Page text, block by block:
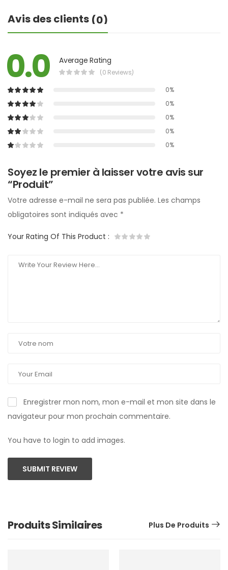
Avis des clients (0)
0.0 Average Rating
(0 Reviews)
0%
0%
0%
0%
0%
Soyez le premier à laisser votre avis sur
“Produit”
Votre adresse e-mail ne sera pas publiée. Les champs
obligatoires sont indiqués avec *
Your Rating Of This Product :
Enregistrer mon nom, mon e-mail et mon site dans le
navigateur pour mon prochain commentaire.
You have to login to add images.
SUBMIT REVIEW
Produits Similaires Plus De Produits